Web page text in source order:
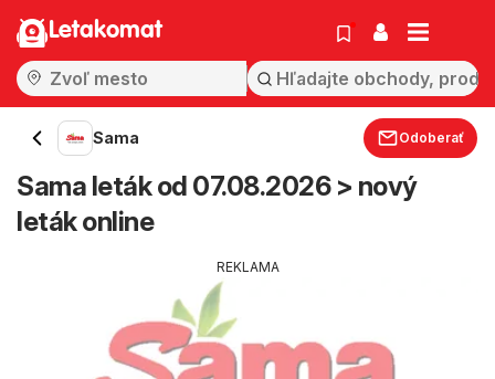
Letakomat
Sama Odoberať
Sama leták od 07.08.2026 > nový
leták online
REKLAMA